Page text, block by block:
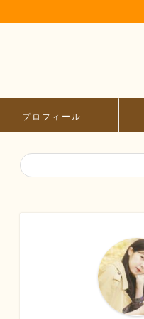
プロフィール